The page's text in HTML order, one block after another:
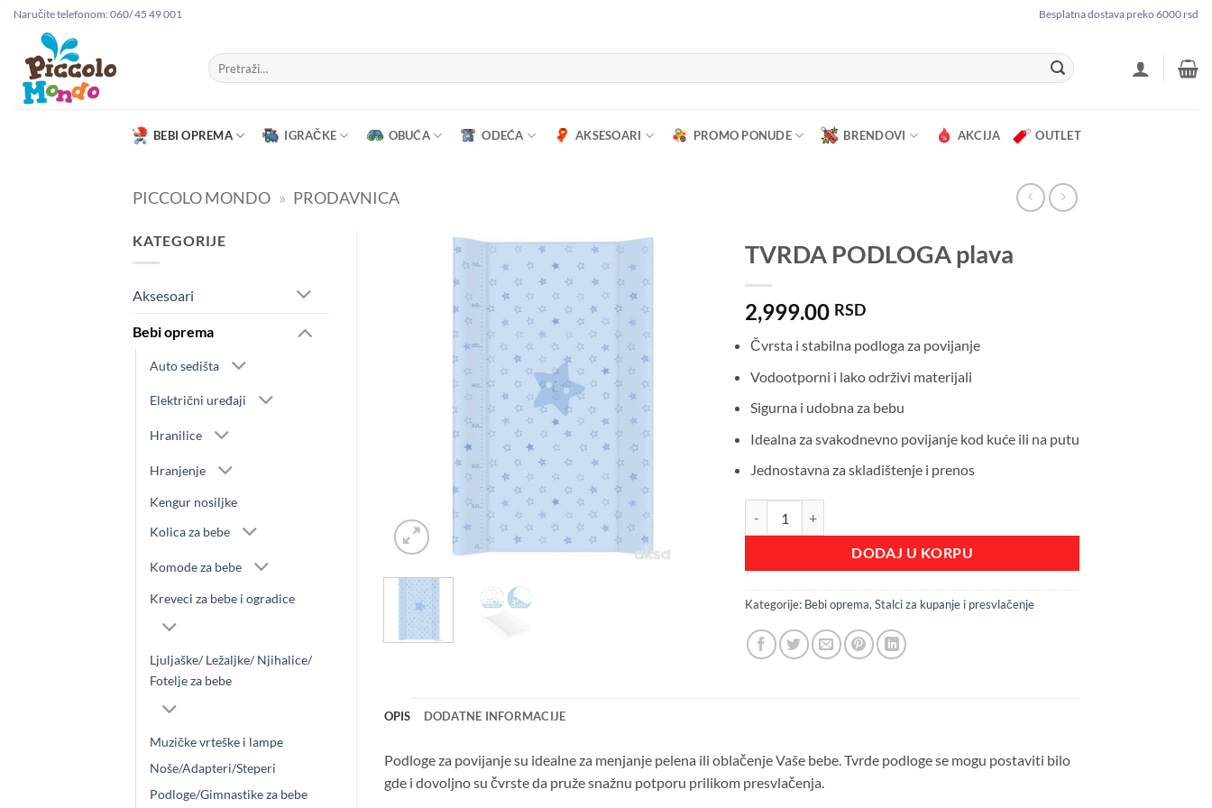
Preskoči
sadržaj
Naručite telefonom: 060/ 45 49 001 Besplatna dostava preko 6000 rsd
Pretraga
za:
BEBI OPREMA IGRAČKE OBUĆA ODEĆA AKSESOARI PROMO PONUDE BRENDOVI AKCIJA OUTLET
PICCOLO MONDO » PRODAVNICA
KATEGORIJE
Aksesoari
Bebi oprema
Auto sedišta
Električni uređaji
Hranilice
Hranjenje
Kengur nosiljke
Kolica za bebe
Komode za bebe
Kreveci za bebe i ogradice
Ljuljaške/ Ležaljke/ Njihalice/
Fotelje za bebe
Muzičke vrteške i lampe
Noše/Adapteri/Steperi
Podloge/Gimnastike za bebe
TVRDA PODLOGA plava
2,999.00 RSD
Čvrsta i stabilna podloga za povijanje
Vodootporni i lako održivi materijali
Sigurna i udobna za bebu
Idealna za svakodnevno povijanje kod kuće ili na putu
Jednostavna za skladištenje i prenos
DODAJ U KORPU
Kategorije: Bebi oprema,Stalci za kupanje i presvlačenje
OPIS DODATNE INFORMACIJE
Podloge za povijanje su idealne za menjanje pelena ili oblačenje Vaše bebe. Tvrde podloge se mogu postaviti bilo
gde i dovoljno su čvrste da pruže snažnu potporu prilikom presvlačenja.